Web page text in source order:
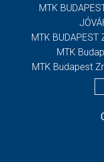
MTK
MTK BUDAPEST
MTK
MTK Budapest